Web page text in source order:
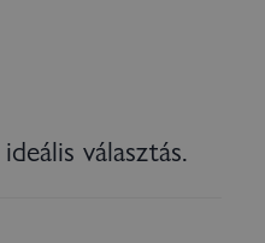
választás.